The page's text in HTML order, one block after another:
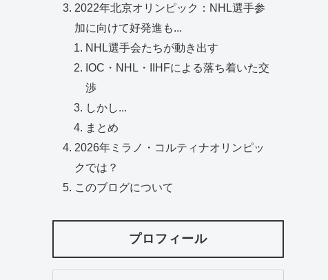
2022年北京オリンピック：NHL選手参
加に向けて好発進も...
NHL選手会たちが動き出す
IOC・NHL・IIHFによる落ち着いた交
渉
しかし...
まとめ
2026年ミラノ・コルティナオリンピッ
クでは？
このブログについて
プロフィール